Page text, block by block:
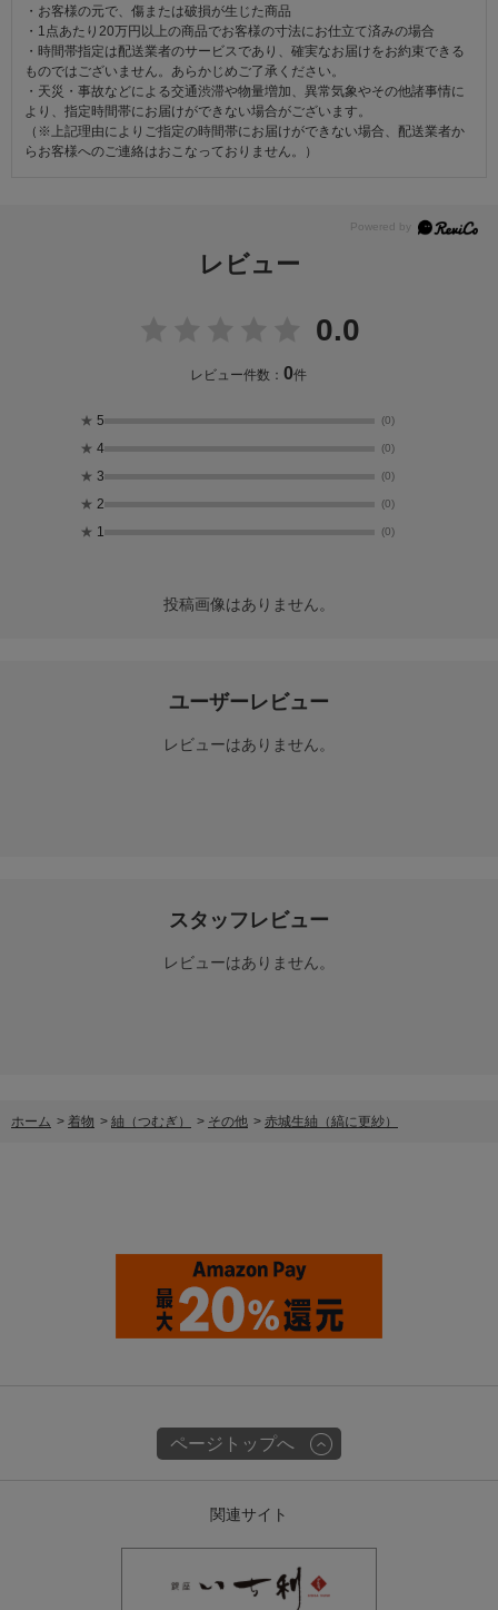
・お客様の元で、傷または破損が生じた商品
・1点あたり20万円以上の商品でお客様の寸法にお仕立て済みの場合
・時間帯指定は配送業者のサービスであり、確実なお届けをお約束できる
ものではございません。あらかじめご了承ください。
・天災・事故などによる交通渋滞や物量増加、異常気象やその他諸事情に
より、指定時間帯にお届けができない場合がございます。
（※上記理由によりご指定の時間帯にお届けができない場合、配送業者か
らお客様へのご連絡はおこなっておりません。）
レビュー
0.0
レビュー件数：0件
★ 5 (0)
★ 4 (0)
★ 3 (0)
★ 2 (0)
★ 1 (0)
投稿画像はありません。
ユーザーレビュー
レビューはありません。
スタッフレビュー
レビューはありません。
ホーム > 着物 > 紬（つむぎ） > その他 > 赤城生紬（縞に更紗）
ページトップへ
関連サイト